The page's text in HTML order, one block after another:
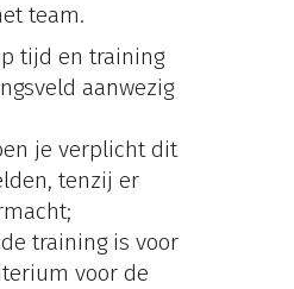
team.
tijd en training
aanwezig
je verplicht dit
tenzij er
training is voor
voor de